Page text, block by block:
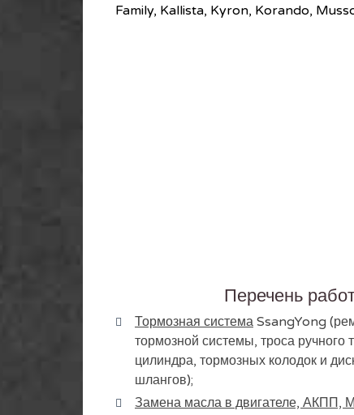
Family, Kallista, Kyron, Korando,
Перечень
Тормозная система SsangYong
тормозной системы, троса ручного
цилиндра, тормозных колодок и
шлангов);
Замена масла в двигателе, АКПП,